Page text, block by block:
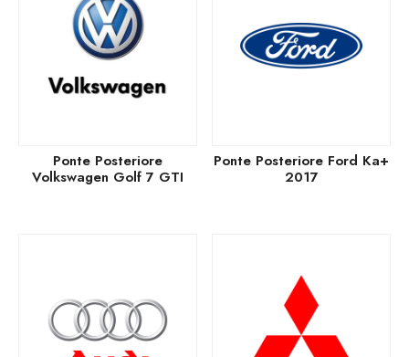
Ponte Posteriore
Volkswagen Golf 7 GTI
Ponte Posteriore Ford Ka+
2017